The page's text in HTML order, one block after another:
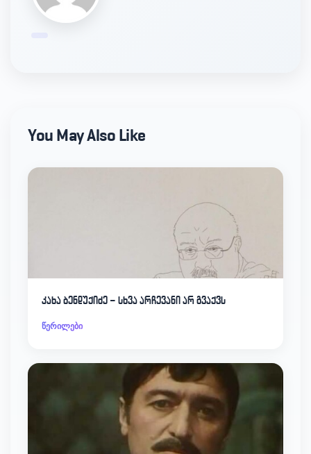
You May Also Like
კახა ბენდუქიძე – სხვა არჩევანი არ გვაქვს
წერილები